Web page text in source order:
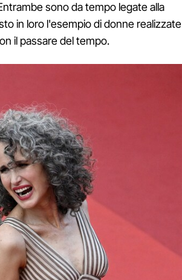
sono da tempo legate alla
in loro l'esempio di donne realizzate
il passare del tempo.